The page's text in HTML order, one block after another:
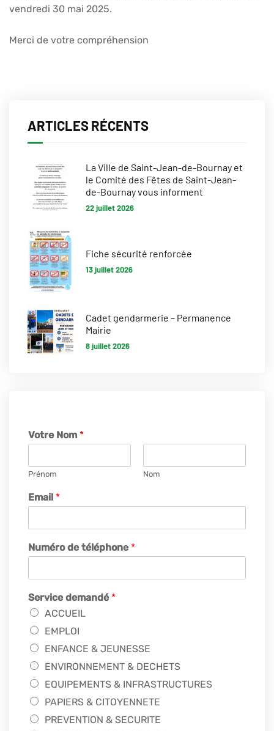
vendredi 30 mai 2025.
Merci de votre compréhension
ARTICLES RÉCENTS
La Ville de Saint-Jean-de-Bournay et
le Comité des Fêtes de Saint-Jean-
de-Bournay vous informent
22 juillet 2026
Fiche sécurité renforcée
13 juillet 2026
Cadet gendarmerie – Permanence
Mairie
8 juillet 2026
Votre Nom *
Prénom Nom
Email *
Numéro de téléphone *
Service demandé *
ACCUEIL
EMPLOI
ENFANCE & JEUNESSE
ENVIRONNEMENT & DECHETS
EQUIPEMENTS & INFRASTRUCTURES
PAPIERS & CITOYENNETE
PREVENTION & SECURITE